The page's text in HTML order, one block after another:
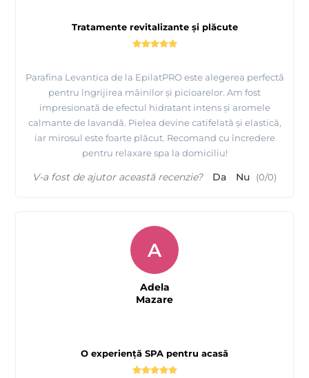
Tratamente revitalizante și plăcute
Parafina Levantica de la EpilatPRO este alegerea perfectă
pentru îngrijirea mâinilor și picioarelor. Am fost
impresionată de efectul hidratant intens și aromele
calmante de lavandă. Pielea devine catifelată și elastică,
iar mirosul este foarte plăcut. Recomand cu încredere
pentru relaxare spa la domiciliu!
V-a fost de ajutor această recenzie? Da Nu (0/0)
O experiență SPA pentru acasă
A
Adela
Mazare